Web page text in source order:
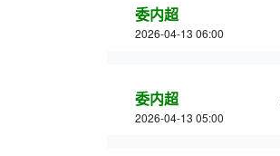
委内超
2026-04-13 06:00
委内超
2026-04-13 05:00